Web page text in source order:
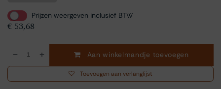
Prijzen weergeven inclusief BTW
€ 53,68
Aan winkelmandje toevoegen
Toevoegen aan verlanglijst